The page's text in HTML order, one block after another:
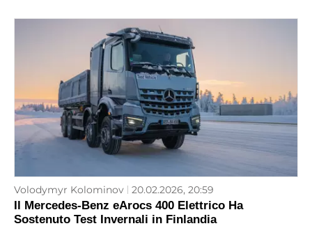
Volodymyr Kolominov 20.02.2026, 20:59
Il Mercedes-Benz eArocs 400 Elettrico Ha
Sostenuto Test Invernali in Finlandia